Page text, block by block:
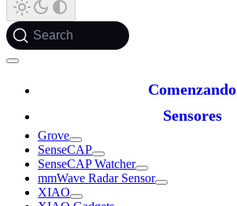
Search
Comenzando
Sensores
Grove
SenseCAP
SenseCAP Watcher
mmWave Radar Sensor
XIAO